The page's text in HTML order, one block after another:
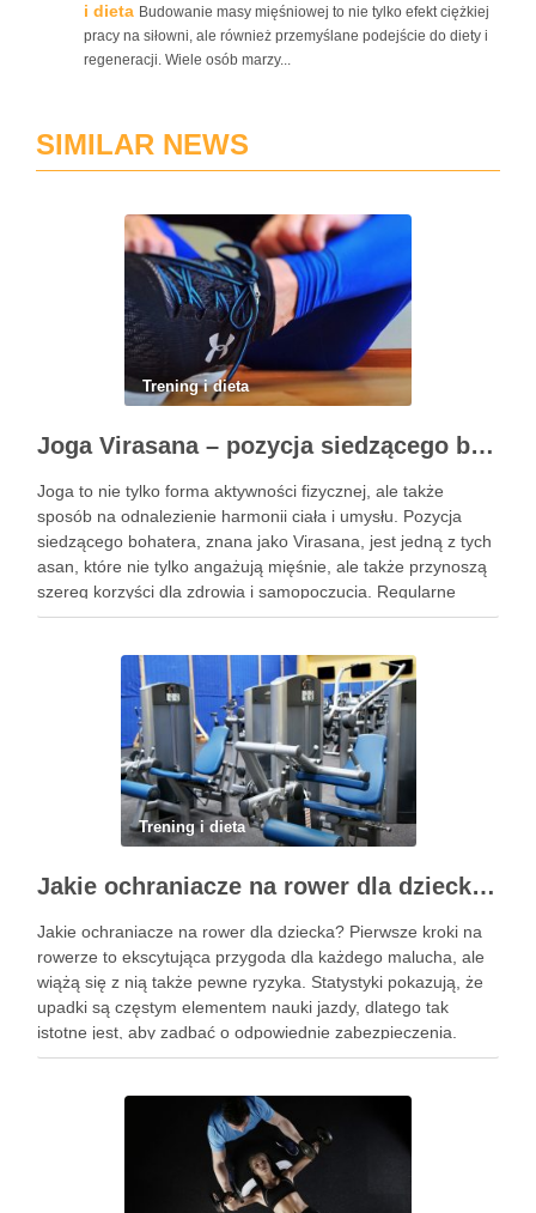
i dieta Budowanie masy mięśniowej to nie tylko efekt ciężkiej
pracy na siłowni, ale również przemyślane podejście do diety i
regeneracji. Wiele osób marzy...
SIMILAR NEWS
Trening i dieta
Joga Virasana – pozycja siedzącego bohatera i jej korzyści
Joga to nie tylko forma aktywności fizycznej, ale także
sposób na odnalezienie harmonii ciała i umysłu. Pozycja
siedzącego bohatera, znana jako Virasana, jest jedną z tych
asan, które nie tylko angażują mięśnie, ale także przynoszą
szereg korzyści dla zdrowia i samopoczucia. Regularne
praktykowanie tej pozycji może poprawić elastyczność
Trening i dieta
Jakie ochraniacze na rower dla dziecka wybrać? Praktyczny poradnik
Jakie ochraniacze na rower dla dziecka? Pierwsze kroki na
rowerze to ekscytująca przygoda dla każdego malucha, ale
wiążą się z nią także pewne ryzyka. Statystyki pokazują, że
upadki są częstym elementem nauki jazdy, dlatego tak
istotne jest, aby zadbać o odpowiednie zabezpieczenia.
Ochraniacze na rower dla dzieci stanowią kluczowy element